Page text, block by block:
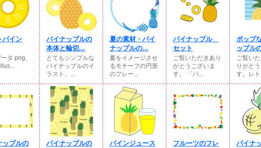
パイン
ータ png,
パイナップルの
本体と輪切...
とてもシンプルな
パイナップルのイ
ラスト、...
夏の素材・パイ
ナップルの...
夏をイメージさせ
るモチーフの円形
のフレー...
パイナップル
セット
ご覧いただきあり
がとうございま
す。 「パ...
ポップ
ップル
ご覧い
りがと
す。レ
ップルの
パイナップルの
パインジュース
フルーツのフレ
パイナ